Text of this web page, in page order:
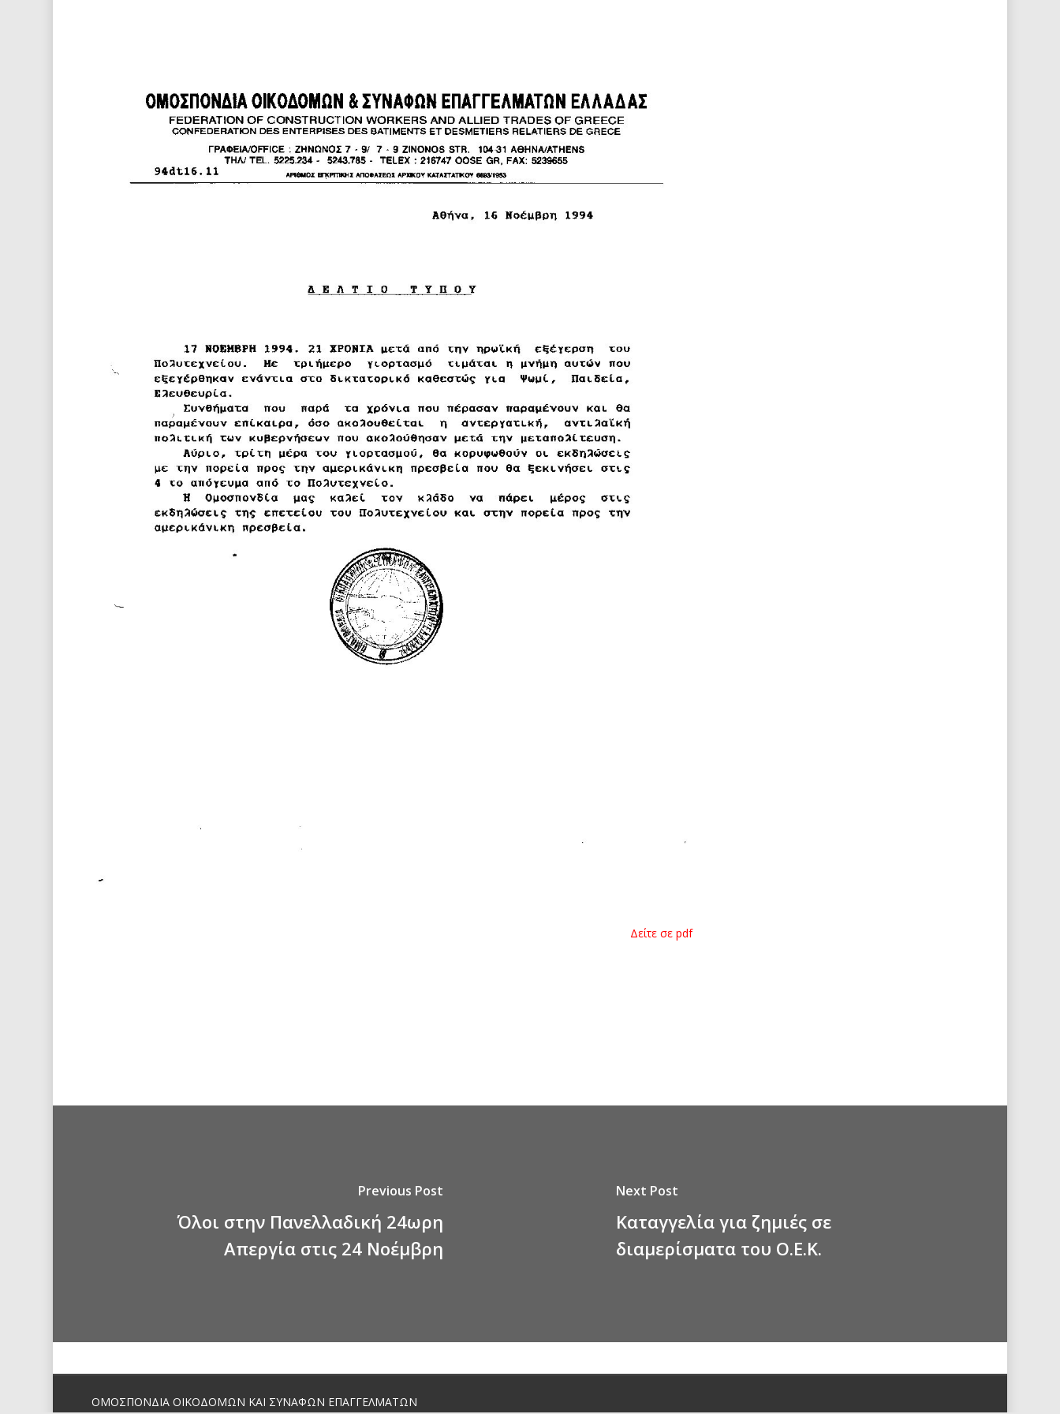
Δείτε σε pdf
Previous Post
Όλοι στην Πανελλαδική 24ωρη
Απεργία στις 24 Νοέμβρη
Next Post
Καταγγελία για ζημιές σε
διαμερίσματα του Ο.Ε.Κ.
ΟΜΟΣΠΟΝΔΙΑ ΟΙΚΟΔΟΜΩΝ ΚΑΙ ΣΥΝΑΦΩΝ ΕΠΑΓΓΕΛΜΑΤΩΝ